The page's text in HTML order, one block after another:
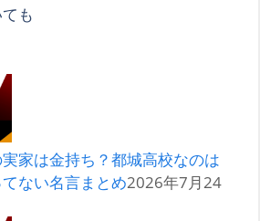
も
家は金持ち？都城高校なのは
ない名言まとめ2026年7月24